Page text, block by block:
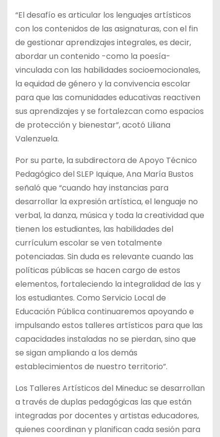
“El desafío es articular los lenguajes artísticos
con los contenidos de las asignaturas, con el fin
de gestionar aprendizajes integrales, es decir,
abordar un contenido -como la poesía-
vinculada con las habilidades socioemocionales,
la equidad de género y la convivencia escolar
para que las comunidades educativas reactiven
sus aprendizajes y se fortalezcan como espacios
de protección y bienestar”, acotó Liliana
Valenzuela.
Por su parte, la subdirectora de Apoyo Técnico
Pedagógico del SLEP Iquique, Ana María Bustos
señaló que “cuando hay instancias para
desarrollar la expresión artística, el lenguaje no
verbal, la danza, música y toda la creatividad que
tienen los estudiantes, las habilidades del
currículum escolar se ven totalmente
potenciadas. Sin duda es relevante cuando las
políticas públicas se hacen cargo de estos
elementos, fortaleciendo la integralidad de las y
los estudiantes. Como Servicio Local de
Educación Pública continuaremos apoyando e
impulsando estos talleres artísticos para que las
capacidades instaladas no se pierdan, sino que
se sigan ampliando a los demás
establecimientos de nuestro territorio”.
Los Talleres Artísticos del Mineduc se desarrollan
a través de duplas pedagógicas las que están
integradas por docentes y artistas educadores,
quienes coordinan y planifican cada sesión para